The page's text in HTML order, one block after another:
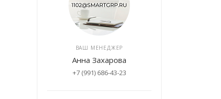
ВАШ МЕНЕДЖЕР
Анна Захарова
+7 (991) 686-43-23